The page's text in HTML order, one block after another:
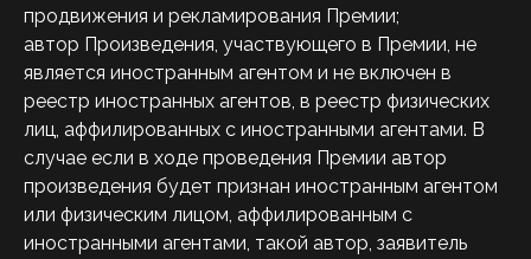
продвижения и рекламирования Премии;
автор Произведения, участвующего в Премии, не
является иностранным агентом и не включен в
реестр иностранных агентов, в реестр физических
лиц, аффилированных с иностранными агентами. В
случае если в ходе проведения Премии автор
произведения будет признан иностранным агентом
или физическим лицом, аффилированным с
иностранными агентами, такой автор, заявитель